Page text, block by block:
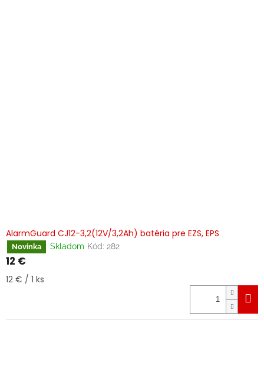
AlarmGuard CJ12-3,2(12V/3,2Ah) batéria pre EZS, EPS
Novinka Skladom Kód: 282
12 €
Jednotková
12 € / 1 ks